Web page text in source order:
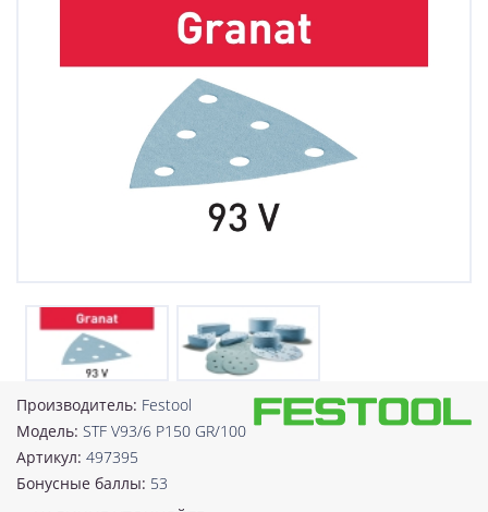
Производитель: Festool
Модель: STF V93/6 P150 GR/100
Артикул: 497395
Бонусные баллы: 53